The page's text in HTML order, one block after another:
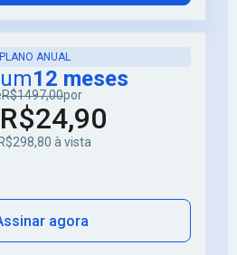
PLANO ANUAL
12 meses
R$1497,00por
R$24,90
à vista
agora